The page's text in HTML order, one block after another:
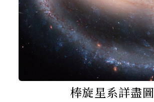
棒旋星系詳盡圖